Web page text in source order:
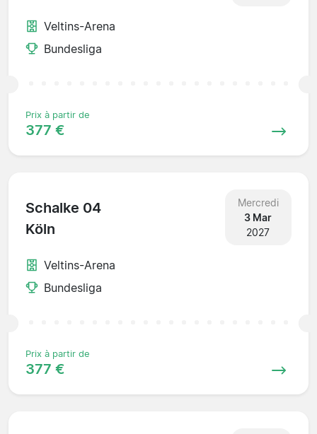
Veltins-Arena
Bundesliga
Prix à partir de
377 €
Schalke 04
Köln
Mercredi
3 Mar
2027
Veltins-Arena
Bundesliga
Prix à partir de
377 €